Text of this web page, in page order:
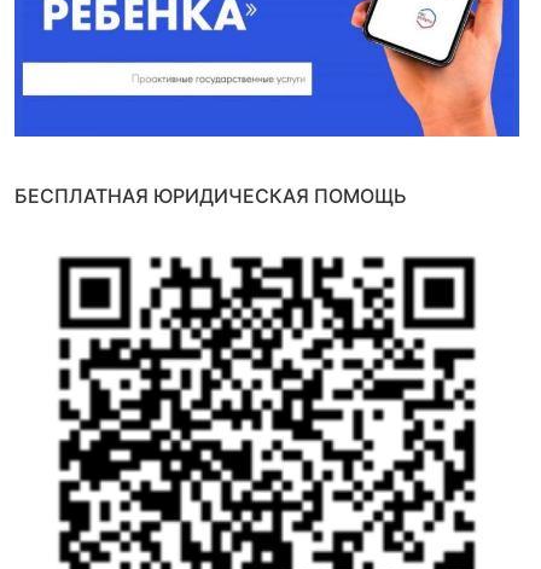
БЕСПЛАТНАЯ ЮРИДИЧЕСКАЯ ПОМОЩЬ